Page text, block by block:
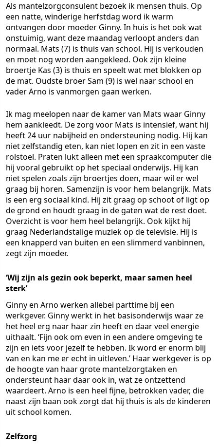
Als mantelzorgconsulent bezoek ik mensen thuis. Op
een natte, winderige herfstdag word ik warm
ontvangen door moeder Ginny. In huis is het ook wat
onstuimig, want deze maandag verloopt anders dan
normaal. Mats (7) is thuis van school. Hij is verkouden
en moet nog worden aangekleed. Ook zijn kleine
broertje Kas (3) is thuis en speelt wat met blokken op
de mat. Oudste broer Sam (9) is wel naar school en
vader Arno is vanmorgen gaan werken.
Ik mag meelopen naar de kamer van Mats waar Ginny
hem aankleedt. De zorg voor Mats is intensief, want hij
heeft 24 uur nabijheid en ondersteuning nodig. Hij kan
niet zelfstandig eten, kan niet lopen en zit in een vaste
rolstoel. Praten lukt alleen met een spraakcomputer die
hij vooral gebruikt op het speciaal onderwijs. Hij kan
niet spelen zoals zijn broertjes doen, maar wil er wel
graag bij horen. Samenzijn is voor hem belangrijk. Mats
is een erg sociaal kind. Hij zit graag op schoot of ligt op
de grond en houdt graag in de gaten wat de rest doet.
Overzicht is voor hem heel belangrijk. Ook kijkt hij
graag Nederlandstalige muziek op de televisie. Hij is
een knapperd van buiten en een slimmerd vanbinnen,
zegt zijn moeder.
‘Wij zijn als gezin ook beperkt, maar samen heel
sterk’
Ginny en Arno werken allebei parttime bij een
werkgever. Ginny werkt in het basisonderwijs waar ze
het heel erg naar haar zin heeft en daar veel energie
uithaalt. ‘Fijn ook om even in een andere omgeving te
zijn en iets voor jezelf te hebben. Ik word er enorm blij
van en kan me er echt in uitleven.’ Haar werkgever is op
de hoogte van haar grote mantelzorgtaken en
ondersteunt haar daar ook in, wat ze ontzettend
waardeert. Arno is een heel fijne, betrokken vader, die
naast zijn baan ook zorgt dat hij thuis is als de kinderen
uit school komen.
Zelfzorg